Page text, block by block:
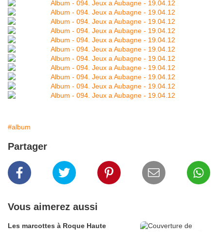
#album
Partager
Vous aimerez aussi
Les marcottes à Roque Haute